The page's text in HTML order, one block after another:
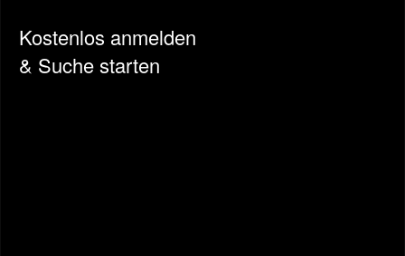
Kostenlos anmelden
& Suche starten